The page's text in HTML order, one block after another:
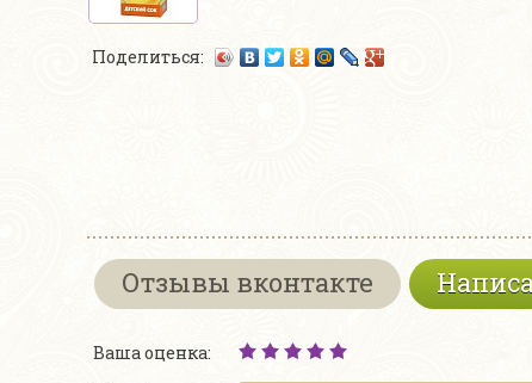
Поделиться:
Отзывы вконтакте
Ваша оценка: